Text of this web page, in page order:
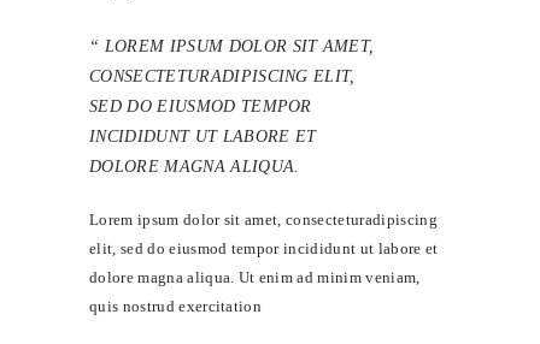
LOREM IPSUM DOLOR SIT AMET,
CONSECTETURADIPISCING ELIT,
SED DO EIUSMOD TEMPOR
INCIDIDUNT UT LABORE ET
DOLORE MAGNA ALIQUA.
Lorem ipsum dolor sit amet, consecteturadipiscing
elit, sed do eiusmod tempor incididunt ut labore et
dolore magna aliqua. Ut enim ad minim veniam,
quis nostrud exercitation